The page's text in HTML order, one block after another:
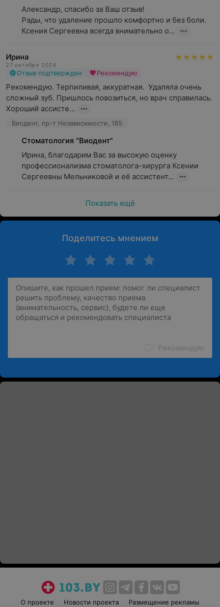
Александр, спасибо за Ваш отзыв!
Рады, что удаление прошло комфортно и без боли.
Ксения Сергеевна всегда внимательно о...
Ирина
27 октября 2024
Отзыв подтвержден Рекомендую
Рекомендую. Терпиливая, аккуратная.  Удаляла очень
сложный зуб. Пришлось повозиться, но врач справилась.
Хороший ассисте...
Виодент, пр-т Независимости, 185
Стоматология "Виодент"
Ирина, благодарим Вас за высокую оценку
профессионализма стоматолога-хирурга Ксении
Сергеевны Мельниковой и её ассистент...
Показать ещё
Поделитесь мнением
Рекомендую
О проекте Новости проекта Размещение рекламы